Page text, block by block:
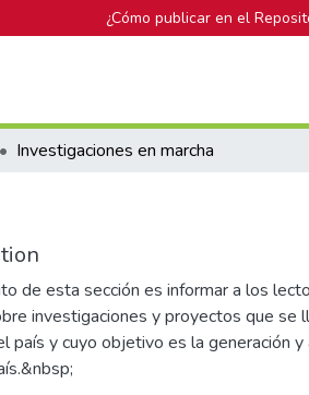
¿Cómo publicar en el
Investigaciones en marcha
de esta sección es informar a los
investigaciones y proyectos que se
país y cuyo objetivo es la generación